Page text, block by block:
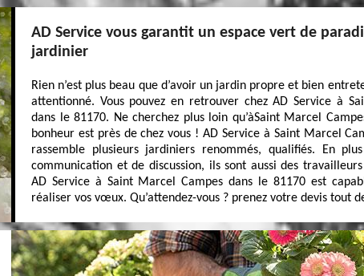
AD Service vous garantit un espace vert de
jardinier
Rien n’est plus beau que d’avoir un jardin propre et bien
attentionné. Vous pouvez en retrouver chez AD Service à
dans le 81170. Ne cherchez plus loin qu’àSaint Marcel
bonheur est près de chez vous ! AD Service à Saint Marcel
rassemble plusieurs jardiniers renommés, qualifiés. En
communication et de discussion, ils sont aussi des
AD Service à Saint Marcel Campes dans le 81170 est
réaliser vos vœux. Qu’attendez-vous ? prenez votre devis tout